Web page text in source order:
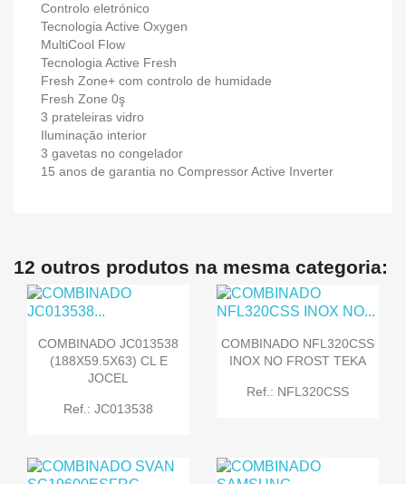
Controlo eletrónico
Tecnologia Active Oxygen
MultiCool Flow
Tecnologia Active Fresh
Fresh Zone+ com controlo de humidade
Fresh Zone 0ş
3 prateleiras vidro
Iluminaçăo interior
3 gavetas no congelador
15 anos de garantia no Compressor Active Inverter
12 outros produtos na mesma categoria:
COMBINADO JC013538
(188X59.5X63) CL E
JOCEL
Ref.: JC013538
COMBINADO NFL320CSS
INOX NO FROST TEKA
Ref.: NFL320CSS